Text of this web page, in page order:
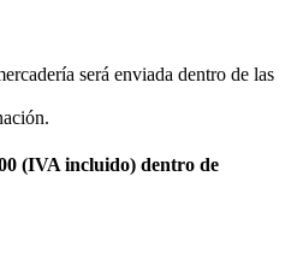
será enviada dentro de las
(IVA incluido) dentro de